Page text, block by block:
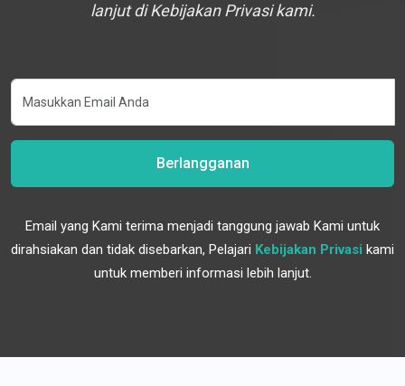
lanjut di Kebijakan Privasi kami.
Berlangganan
Email yang Kami terima menjadi tanggung jawab Kami untuk
dirahsiakan dan tidak disebarkan, Pelajari Kebijakan Privasi kami
untuk memberi informasi lebih lanjut.